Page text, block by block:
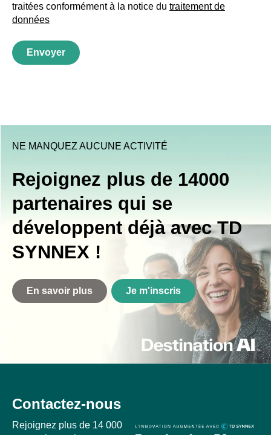
traitées conformément à la notice du traitement de
données
Envoyer
NE MANQUEZ AUCUNE ACTIVITÉ
Rejoignez plus de 14000
partenaires qui se
développent déjà avec TD
SYNNEX !
En savoir plus Je m'inscris
Contactez-nous
Rejoignez plus de 14 000